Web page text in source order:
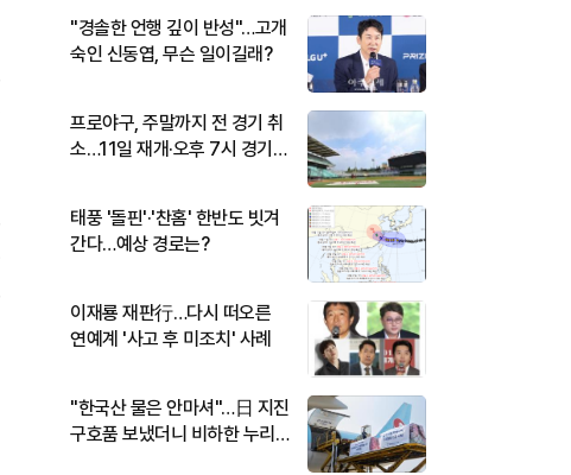
"경솔한 언행 깊이 반성"…고개
숙인 신동엽, 무슨 일이길래?
프로야구, 주말까지 전 경기 취
소…11일 재개·오후 7시 경기
태풍 '돌핀'·'찬홈' 한반도 빗겨
간다…예상 경로는?
이재룡 재판行…다시 떠오른
연예계 '사고 후 미조치' 사례
"한국산 물은 안마셔"…日 지진
구호품 보냈더니 비하한 누리